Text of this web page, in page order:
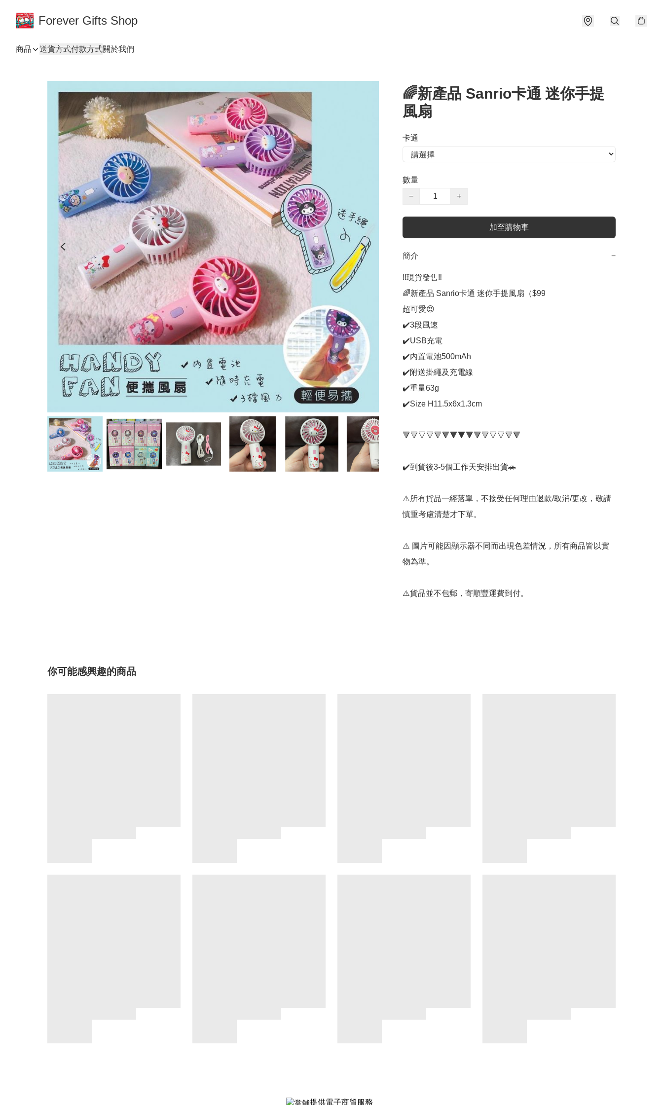
Forever Gifts Shop
商品 送貨方式付款方式關於我們
🌈新產品 Sanrio卡通 迷你手提
風扇
卡通
數量
−
+
加至購物車
簡介 −
‼️現貨發售‼️
🌈新產品 Sanrio卡通 迷你手提風扇（$99
超可愛😍
✔️3段風速
✔️USB充電
✔️內置電池500mAh
✔️附送掛繩及充電線
✔️重量63g
✔️Size H11.5x6x1.3cm
🔻🔻🔻🔻🔻🔻🔻🔻🔻🔻🔻🔻🔻🔻🔻
✔️到貨後3-5個工作天安排出貨🚗
⚠️所有貨品一經落單，不接受任何理由退款/取消/更改，敬請
慎重考慮清楚才下單。
⚠️ 圖片可能因顯示器不同而出現色差情況，所有商品皆以實
物為準。
⚠️貨品並不包郵，寄順豐運費到付。
你可能感興趣的商品
提供電子商貿服務